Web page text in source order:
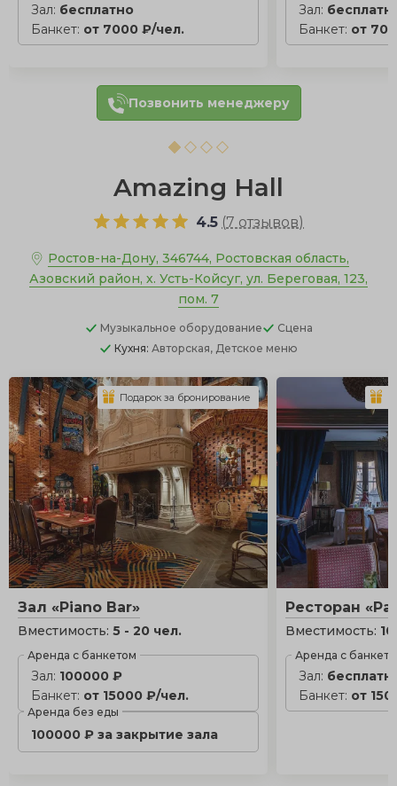
Зал: бесплатно
Банкет: от 7000 ₽/чел.
Зал:
Банкет: от
Позвонить менеджеру
Amazing Hall
4.5 (7 отзывов)
Ростов-на-Дону, 346744, Ростовская область,
Азовский район, х. Усть-Койсуг, ул. Береговая, 123,
пом. 7
Музыкальное оборудование
Сцена
Кухня: Авторская, Детское меню
Зал «Piano Bar»
Вместимость: 5 - 20 чел.
Аренда с банкетом
Зал: 100000 ₽
Банкет: от 15000 ₽/чел.
Аренда без еды
100000 ₽ за закрытие зала
Подарок за бронирование
Ресторан
Вместимость:
Аренда с
Зал:
Банкет: от